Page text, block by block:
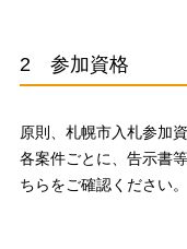
2 参加資格
原則、札幌市入札参加
各案件ごとに、告示書
ちらをご確認ください。